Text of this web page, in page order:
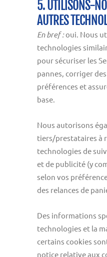
5. UTILISONS-
AUTRES
En bref :oui. Nous
technologies
pour sécuriser les
pannes, corriger
préférences et
base.
Nous autorisons
tiers/prestataires à
technologies de
et de publicité (y
selon vos
des relances de
Des informations
technologies et la
certains cookies
notice relative aux